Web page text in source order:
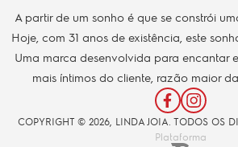
A partir de um sonho é que se constrói
Hoje, com 31 anos de existência, este
Uma marca desenvolvida para encantar
mais íntimos do cliente, razão maior
COPYRIGHT © 2026, LINDA JOIA. TODOS OS
Plataforma